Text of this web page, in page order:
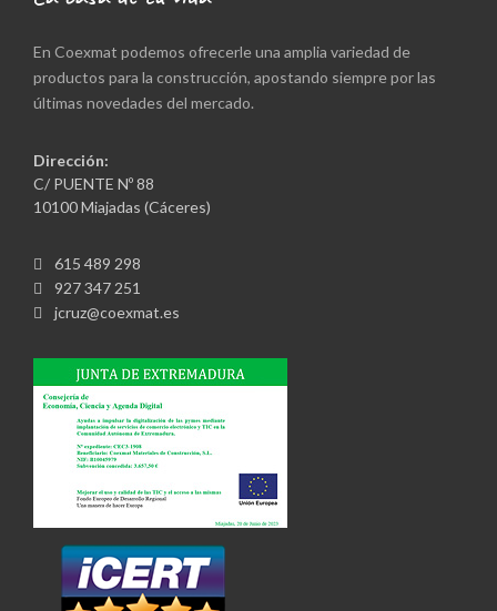
En Coexmat podemos ofrecerle una amplia variedad de
productos para la construcción, apostando siempre por las
últimas novedades del mercado.
Dirección:
C/ PUENTE Nº 88
10100 Miajadas (Cáceres)
615 489 298
927 347 251
jcruz@coexmat.es